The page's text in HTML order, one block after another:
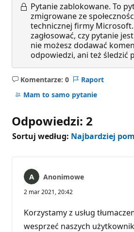
Pytanie zablokowane. To
zmigrowane ze
technicznej firmy
zagłosować, czy pytanie
nie możesz dodawać
odpowiedzi, ani też śledzić
Komentarze: 0
Brak
komentarzy
Raport
Mam to samo pytanie
Odpowiedzi: 2
Sortuj według: Najbardziej
Anonimowe
2 mar 2021, 20:42
Korzystamy z usług
wesprzeć naszych